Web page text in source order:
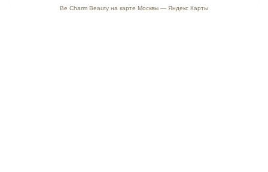
Be Charm Beauty на карте Москвы — Яндекс Карты